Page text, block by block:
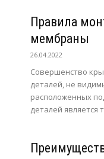
Правила
мембраны
26.04.2022
Совершенство
деталей, не
расположенных
деталей является